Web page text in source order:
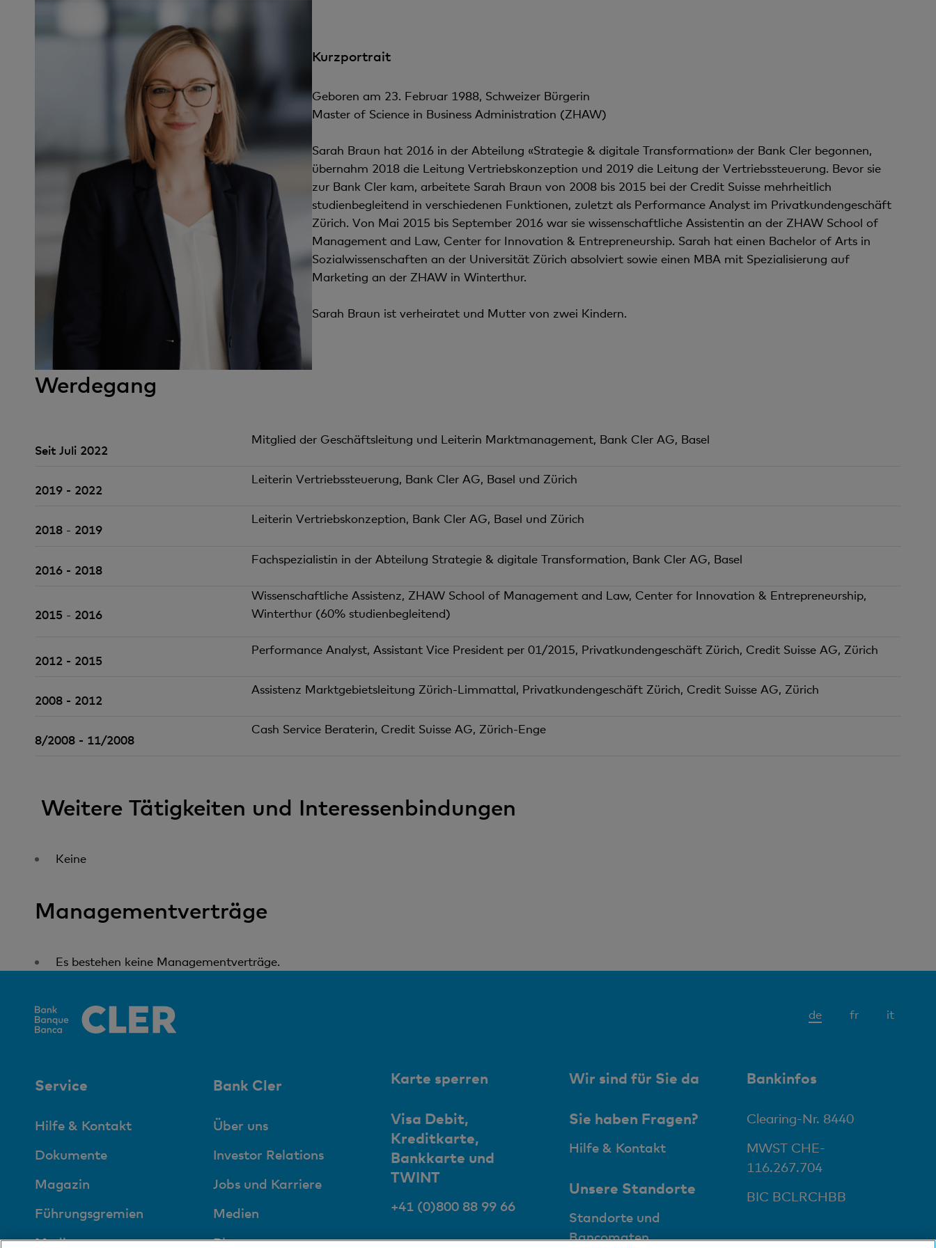
Kurzportrait
Geboren am 23. Februar 1988, Schweizer Bürgerin
Master of Science in Business Administration (ZHAW)
Sarah Braun hat 2016 in der Abteilung «Strategie & digitale Transformation» der Bank Cler begonnen,
übernahm 2018 die Leitung Vertriebskonzeption und 2019 die Leitung der Vertriebssteuerung. Bevor sie
zur Bank Cler kam, arbeitete Sarah Braun von 2008 bis 2015 bei der Credit Suisse mehrheitlich
studienbegleitend in verschiedenen Funktionen, zuletzt als Performance Analyst im Privatkundengeschäft
Zürich. Von Mai 2015 bis September 2016 war sie wissenschaftliche Assistentin an der ZHAW School of
Management and Law, Center for Innovation & Entrepreneurship. Sarah hat einen Bachelor of Arts in
Sozialwissenschaften an der Universität Zürich absolviert sowie einen MBA mit Spezialisierung auf
Marketing an der ZHAW in Winterthur.
Sarah Braun ist verheiratet und Mutter von zwei Kindern.
Werdegang
Seit Juli 2022
Mitglied der Geschäftsleitung und Leiterin Marktmanagement, Bank Cler AG, Basel
2019 - 2022
Leiterin Vertriebssteuerung, Bank Cler AG, Basel und Zürich
2018 - 2019
Leiterin Vertriebskonzeption, Bank Cler AG, Basel und Zürich
2016 - 2018
Fachspezialistin in der Abteilung Strategie & digitale Transformation, Bank Cler AG, Basel
2015 - 2016
Wissenschaftliche Assistenz, ZHAW School of Management and Law, Center for Innovation & Entrepreneurship,
Winterthur (60% studienbegleitend)
2012 - 2015
Performance Analyst, Assistant Vice President per 01/2015, Privatkundengeschäft Zürich, Credit Suisse AG, Zürich
2008 - 2012
Assistenz Marktgebietsleitung Zürich-Limmattal, Privatkundengeschäft Zürich, Credit Suisse AG, Zürich
8/2008 - 11/2008
Cash Service Beraterin, Credit Suisse AG, Zürich-Enge
Weitere Tätigkeiten und Interessenbindungen
Keine
Managementverträge
Es bestehen keine Managementverträge.
deAktives
fr it
Service
Hilfe & Kontakt
Dokumente
Magazin
Führungsgremien
Medien
Bank Cler
Über uns
Investor Relations
Jobs und Karriere
Medien
Blog
Karte sperren
Visa Debit,
Kreditkarte,
Bankkarte und
TWINT
+41 (0)800 88 99 66
Wir sind für Sie da
Sie haben Fragen?
Hilfe & Kontakt
Unsere Standorte
Standorte und
Bancomaten
Bankinfos
Clearing-Nr. 8440
MWST CHE-
116.267.704
BIC BCLRCHBB